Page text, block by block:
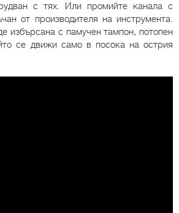
с тях. Или промийте канала с
от производителя на инструмента.
избърсана с памучен тампон, потопен
се движи само в посока на острия